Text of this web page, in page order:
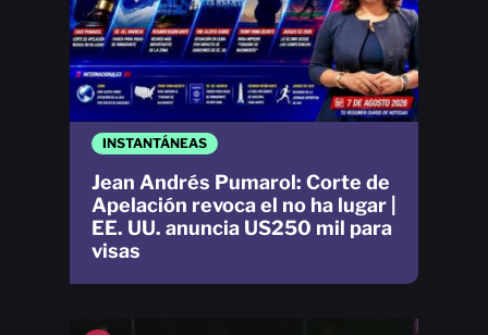
INSTANTÁNEAS
Jean Andrés Pumarol: Corte de
Apelación revoca el no ha lugar |
EE. UU. anuncia US250 mil para
visas